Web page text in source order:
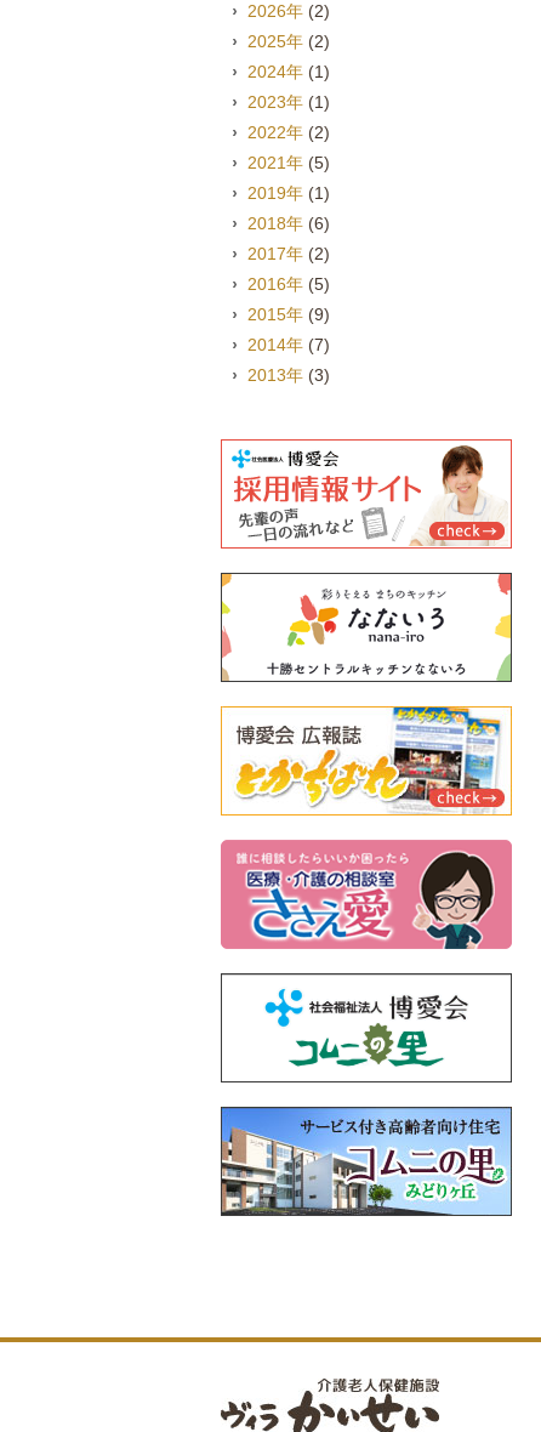
2026年 (2)
2025年 (2)
2024年 (1)
2023年 (1)
2022年 (2)
2021年 (5)
2019年 (1)
2018年 (6)
2017年 (2)
2016年 (5)
2015年 (9)
2014年 (7)
2013年 (3)